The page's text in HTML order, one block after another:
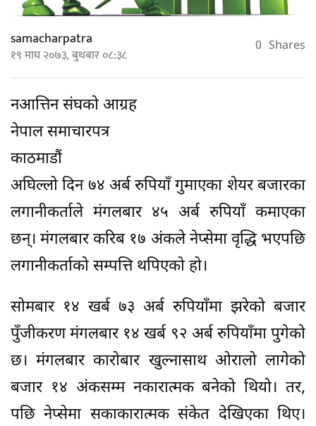
samacharpatra
१९ माघ २०७३, बुधबार ०८:३८ 0 Shares
नआत्तिन संघको आग्रह
नेपाल समाचारपत्र
काठमाडौं
अघिल्लो दिन ७४ अर्ब रुपियाँ गुमाएका शेयर बजारका
लगानीकर्ताले मंगलबार ४५ अर्ब रुपियाँ कमाएका
छन्। मंगलबार करिब १७ अंकले नेप्सेमा वृद्धि भएपछि
लगानीकर्ताको सम्पत्ति थपिएको हो।
सोमबार १४ खर्ब ७३ अर्ब रुपियाँमा झरेको बजार
पुँजीकरण मंगलबार १४ खर्ब ९२ अर्ब रुपियाँमा पुगेको
छ। मंगलबार कारोबार खुल्नासाथ ओरालो लागेको
बजार १४ अंकसम्म नकारात्मक बनेको थियो। तर,
पछि नेप्सेमा सकाकारात्मक संकेत देखिएका थिए।